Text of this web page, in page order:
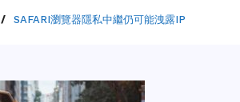
/ SAFARI瀏覽器隱私中繼仍可能洩露IP